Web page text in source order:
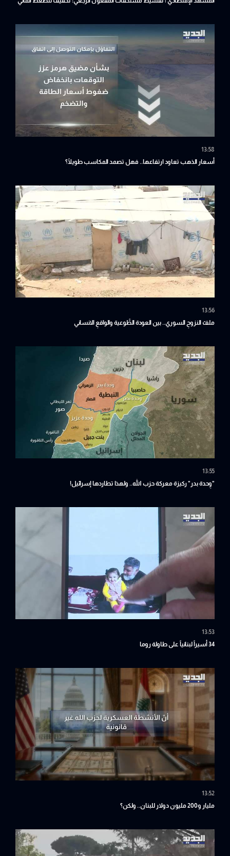
13:58
أسعار الذهب تعاود ارتفاعها.. فهل تصمد المكاسب طويلًا؟
13:56
ملفّ النزوحِ السوري.. بين العودة الطَّوعية والواقعِ الانساني
13:55
"وِحدة بدر" ركيزة معركة حزب الله.. ولهذا تطاردها إسرائيل!
13:53
34 أسيراً لبنانياً على طاولة روما
13:52
مليار و200 مليون دولار للبنان.. ولكن؟